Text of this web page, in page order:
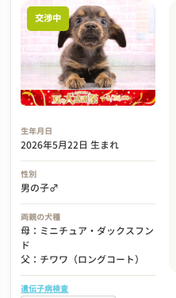
交渉中
生年月日
2026年5月22日 生まれ
性別
男の子♂
両親の犬種
母：ミニチュア・ダックスフン
ド
父：チワワ（ロングコート）
遺伝子病検査